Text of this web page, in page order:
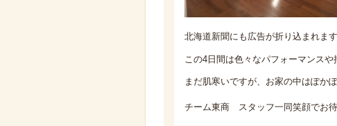
北海道新聞にも広告が折り込まれま
この4日間は色々なパフォーマンス
まだ肌寒いですが、お家の中はぽか
チーム東商 スタッフ一同笑顔でお